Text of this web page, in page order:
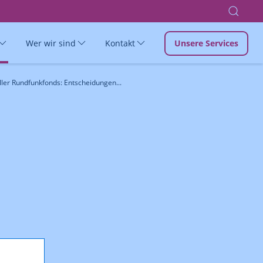
Wer wir sind Kontakt Unsere Services
Rundfunkfonds: Entscheidungen...